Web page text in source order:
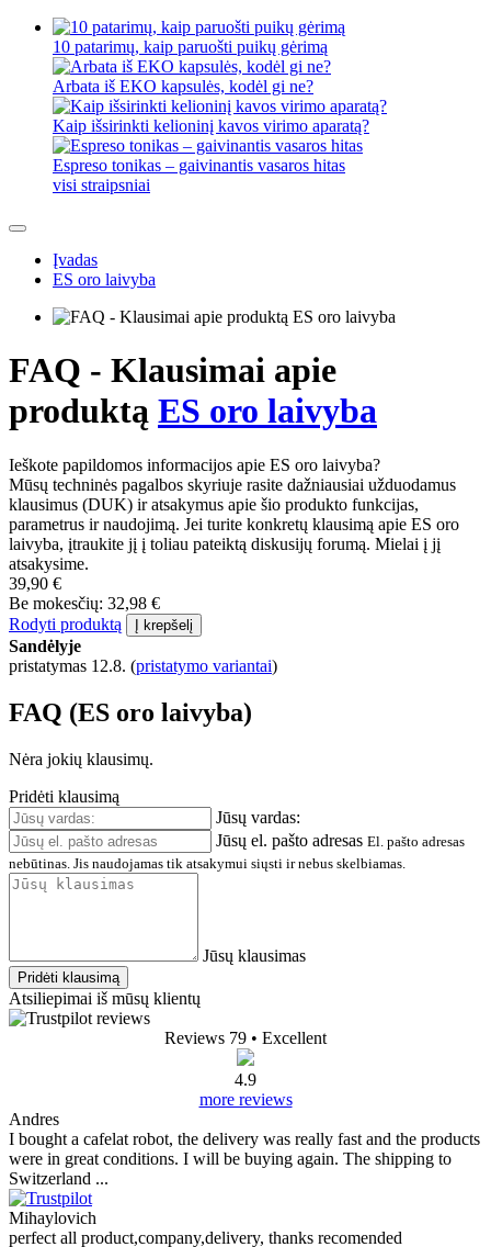
10 patarimų, kaip paruošti puikų gėrimą
Arbata iš EKO kapsulės, kodėl gi ne?
Kaip išsirinkti kelioninį kavos virimo aparatą?
Espreso tonikas – gaivinantis vasaros hitas
visi straipsniai
Įvadas
ES oro laivyba
FAQ - Klausimai apie
produktą ES oro laivyba
Ieškote papildomos informacijos apie ES oro laivyba?
Mūsų techninės pagalbos skyriuje rasite dažniausiai užduodamus
klausimus (DUK) ir atsakymus apie šio produkto funkcijas,
parametrus ir naudojimą. Jei turite konkretų klausimą apie ES oro
laivyba, įtraukite jį į toliau pateiktą diskusijų forumą. Mielai į jį
atsakysime.
39,90 €
Be mokesčių: 32,98 €
Rodyti produktą
Į krepšelį
Sandėlyje
pristatymas 12.8. (pristatymo variantai)
FAQ (ES oro laivyba)
Nėra jokių klausimų.
Pridėti klausimą
Jūsų vardas:
Jūsų el. pašto adresas El. pašto adresas
nebūtinas. Jis naudojamas tik atsakymui siųsti ir nebus skelbiamas.
Jūsų klausimas
Pridėti klausimą
Atsiliepimai iš mūsų klientų
Reviews 79 • Excellent
4.9
more reviews
Andres
I bought a cafelat robot, the delivery was really fast and the products
were in great conditions. I will be buying again. The shipping to
Switzerland ...
Mihaylovich
perfect all product,company,delivery, thanks recomended